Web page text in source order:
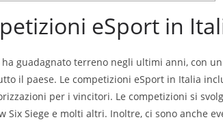
eSport in
ha guadagnato terreno negli ultimi anni, con
il paese. Le competizioni eSport in Italia
per i vincitori. Le competizioni si
Six Siege e molti altri. Inoltre, ci sono anche